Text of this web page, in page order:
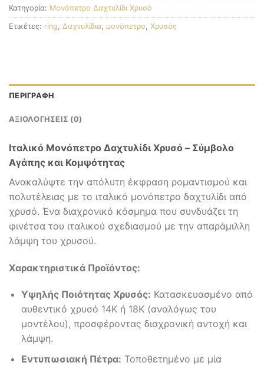
Κατηγορία: Μονόπετρο Δαχτυλίδι Χρυσό
Ετικέτες: ring, Δαχτυλίδια, μονόπετρο, Χρυσός
ΠΕΡΙΓΡΑΦΉ
ΑΞΙΟΛΟΓΉΣΕΙΣ (0)
Ιταλικό Μονόπετρο Δαχτυλίδι Χρυσό – Σύμβολο
Αγάπης και Κομψότητας
Ανακαλύψτε την απόλυτη έκφραση ρομαντισμού και
πολυτέλειας με το ιταλικό μονόπετρο δαχτυλίδι από
χρυσό. Ένα διαχρονικό κόσμημα που συνδυάζει τη
φινέτσα του ιταλικού σχεδιασμού με την απαράμιλλη
λάμψη του χρυσού.
Χαρακτηριστικά Προϊόντος:
Υψηλής Ποιότητας Χρυσός: Κατασκευασμένο από
αυθεντικό χρυσό 14Κ ή 18Κ (αναλόγως του
μοντέλου), προσφέροντας διαχρονική αντοχή και
λάμψη.
Εντυπωσιακή Πέτρα: Τοποθετημένο με μία